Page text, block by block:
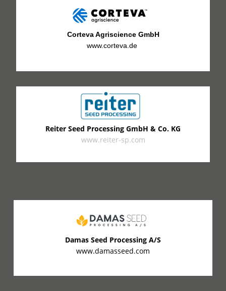
Corteva Agriscience GmbH
www.corteva.de
Reiter Seed Processing GmbH & Co. KG
www.reiter-sp.com
Damas Seed Processing A/S
www.damasseed.com